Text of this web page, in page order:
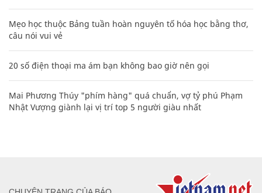
Mẹo học thuộc Bảng tuần hoàn nguyên tố hóa học bằng thơ,
câu nói vui vẻ
20 số điện thoại ma ám bạn không bao giờ nên gọi
Mai Phương Thúy "phím hàng" quá chuẩn, vợ tỷ phú Phạm
Nhật Vượng giành lại vị trí top 5 người giàu nhất